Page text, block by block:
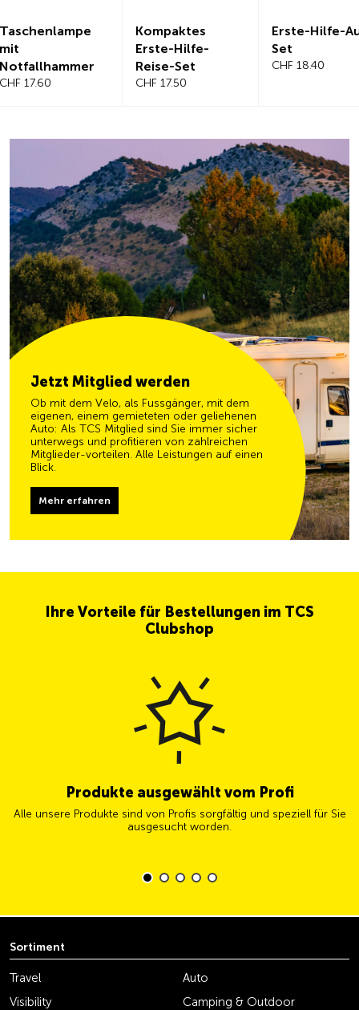
Kompaktes
Reise-Set
CHF 17.50
Erste-Hilfe-Auto-
Set
CHF 18.40
Jetzt Mitglied werden
Ob mit dem Velo, als Fussgänger, mit dem
eigenen, einem gemieteten oder geliehenen
Auto: Als TCS Mitglied sind Sie immer sicher
unterwegs und profitieren von zahlreichen
Mitglieder-vorteilen. Alle Leistungen auf einen
Blick.
Mehr erfahren
Ihre Vorteile für Bestellungen im TCS
Clubshop
Produkte ausgewählt vom Profi
Alle unsere Produkte sind von Profis sorgfältig und speziell für Sie
ausgesucht worden.
Sortiment
Travel
Auto
Visibility
Camping & Outdoor